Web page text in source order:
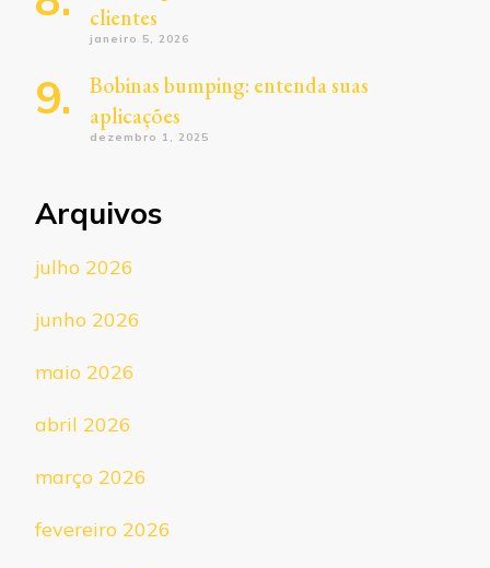
clientes
janeiro 5, 2026
Bobinas bumping: entenda suas
aplicações
dezembro 1, 2025
Arquivos
julho 2026
junho 2026
maio 2026
abril 2026
março 2026
fevereiro 2026